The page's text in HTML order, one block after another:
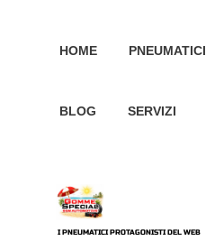
I PNEUMATICI PROTAGONISTI DEL WEB
HOME PNEUMATICI
BLOG SERVIZI